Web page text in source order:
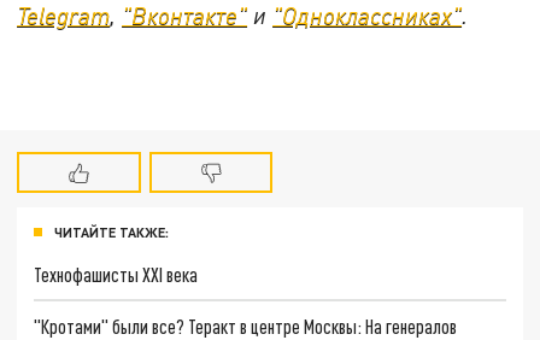
Telegram, "Вконтакте" и "Одноклассниках".
ЧИТАЙТЕ ТАКЖЕ:
Технофашисты XXI века
"Кротами" были все? Теракт в центре Москвы: На генералов